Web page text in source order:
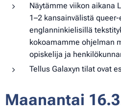
Näytämme viikon aikana
1–2 kansainvälistä queer-
englanninkielisillä
kokoamamme ohjelman
opiskelija ja
Tellus Galaxyn tilat ovat
Maanantai